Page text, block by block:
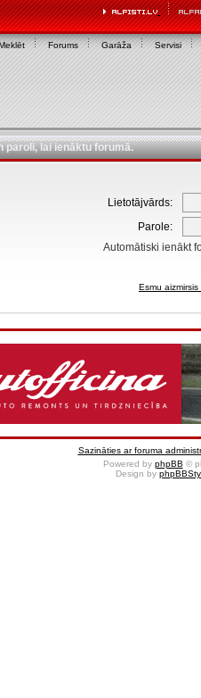
Forums Garāža Servisi
paroli, lai ienāktu forumā.
Lietotājvārds:
Parole:
Automātiski ienākt
Esmu
Sazināties ar foruma
Powered by phpBB ©
Design by